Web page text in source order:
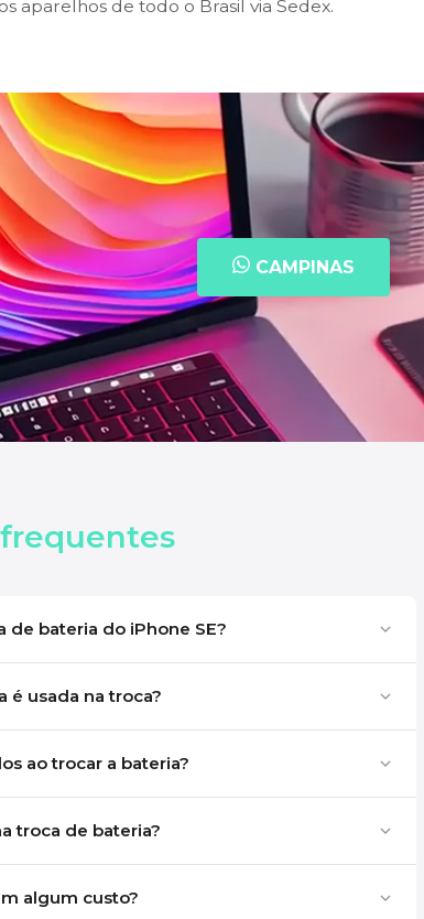
aparelhos de todo o Brasil via Sedex.
CAMPINAS
frequentes
de bateria do iPhone SE?
é usada na troca?
ao trocar a bateria?
troca de bateria?
algum custo?